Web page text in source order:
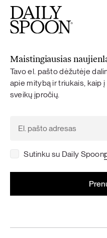
Maistingiausias
Tavo el. pašto dėžutėje
apie mitybą ir triukais, kaip
sveikų įpročių.
Sutinku su Daily Spoon